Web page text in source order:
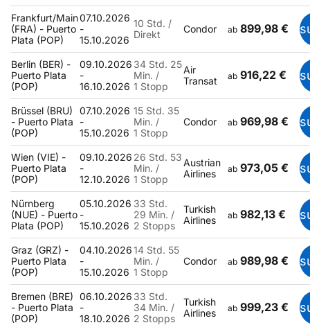
Frankfurt/Main
(FRA) - Puerto
Plata (POP)
07.10.2026
-
15.10.2026
10 Std. /
Direkt
Condor ab 899,98 €
Berlin (BER) -
Puerto Plata
(POP)
09.10.2026
-
16.10.2026
34 Std. 25
Min. /
1 Stopp
Air
Transat
ab 916,22 €
Brüssel (BRU)
- Puerto Plata
(POP)
07.10.2026
-
15.10.2026
15 Std. 35
Min. /
1 Stopp
Condor ab 969,98 €
Wien (VIE) -
Puerto Plata
(POP)
09.10.2026
-
12.10.2026
26 Std. 53
Min. /
1 Stopp
Austrian
Airlines
ab 973,05 €
Nürnberg
(NUE) - Puerto
Plata (POP)
05.10.2026
-
15.10.2026
33 Std.
29 Min. /
2 Stopps
Turkish
Airlines
ab 982,13 €
Graz (GRZ) -
Puerto Plata
(POP)
04.10.2026
-
15.10.2026
14 Std. 55
Min. /
1 Stopp
Condor ab 989,98 €
Bremen (BRE)
- Puerto Plata
(POP)
06.10.2026
-
18.10.2026
33 Std.
34 Min. /
2 Stopps
Turkish
Airlines
ab 999,23 €